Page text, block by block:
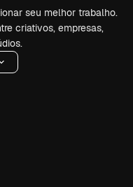
seu melhor trabalho.
criativos, empresas,